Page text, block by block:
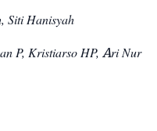
Siti Hanisyah
P, Kristiarso HP, Ari Nur